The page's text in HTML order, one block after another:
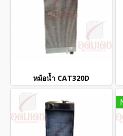
หม้อน้ำ CAT320D